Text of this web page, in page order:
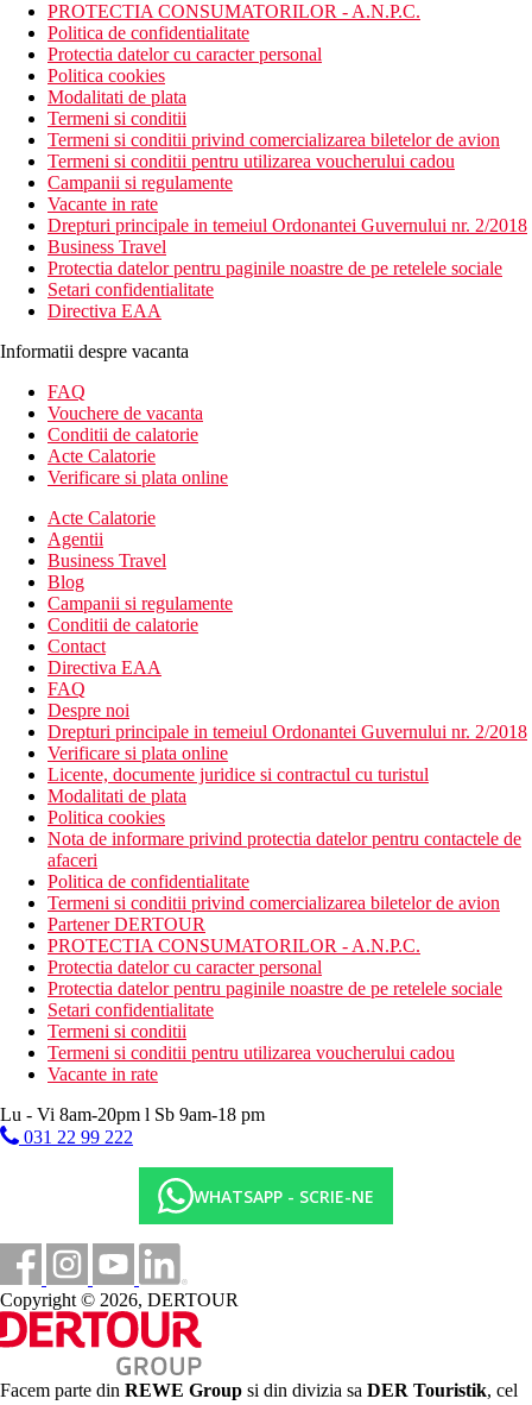
PROTECTIA CONSUMATORILOR - A.N.P.C.
Politica de confidentialitate
Protectia datelor cu caracter personal
Politica cookies
Modalitati de plata
Termeni si conditii
Termeni si conditii privind comercializarea biletelor de avion
Termeni si conditii pentru utilizarea voucherului cadou
Campanii si regulamente
Vacante in rate
Drepturi principale in temeiul Ordonantei Guvernului nr. 2/2018
Business Travel
Protectia datelor pentru paginile noastre de pe retelele sociale
Setari confidentialitate
Directiva EAA
Informatii despre vacanta
FAQ
Vouchere de vacanta
Conditii de calatorie
Acte Calatorie
Verificare si plata online
Acte Calatorie
Agentii
Business Travel
Blog
Campanii si regulamente
Conditii de calatorie
Contact
Directiva EAA
FAQ
Despre noi
Drepturi principale in temeiul Ordonantei Guvernului nr. 2/2018
Verificare si plata online
Licente, documente juridice si contractul cu turistul
Modalitati de plata
Politica cookies
Nota de informare privind protectia datelor pentru contactele de
afaceri
Politica de confidentialitate
Termeni si conditii privind comercializarea biletelor de avion
Partener DERTOUR
PROTECTIA CONSUMATORILOR - A.N.P.C.
Protectia datelor cu caracter personal
Protectia datelor pentru paginile noastre de pe retelele sociale
Setari confidentialitate
Termeni si conditii
Termeni si conditii pentru utilizarea voucherului cadou
Vacante in rate
Lu - Vi 8am-20pm l Sb 9am-18 pm
031 22 99 222
WHATSAPP - SCRIE-NE
Copyright © 2026, DERTOUR
Facem parte din REWE Group si din divizia sa DER Touristik, cel